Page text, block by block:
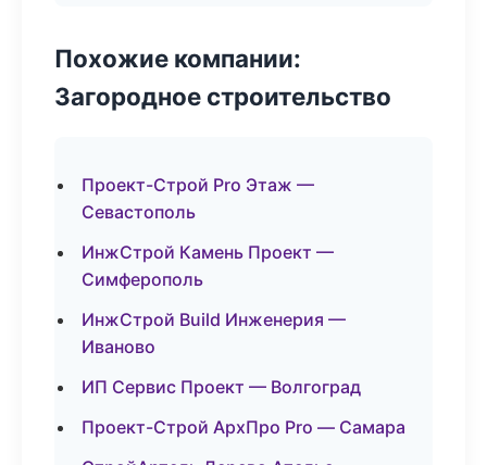
Похожие компании:
Загородное строительство
Проект-Строй Pro Этаж —
Севастополь
ИнжСтрой Камень Проект —
Симферополь
ИнжСтрой Build Инженерия —
Иваново
ИП Сервис Проект — Волгоград
Проект-Строй АрхПро Pro — Самара